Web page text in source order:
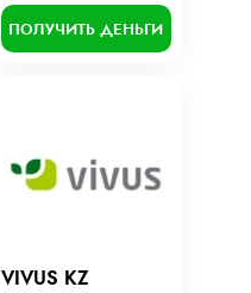
ПОЛУЧИТЬ ДЕНЬГИ
VIVUS KZ